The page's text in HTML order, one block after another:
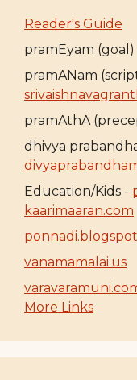
Reader's Guide
pramEyam (goal)
pramANam
pramAthA
dhivya
Education/Kids -
kaarimaaran.com
vanamamalai.us
More Links